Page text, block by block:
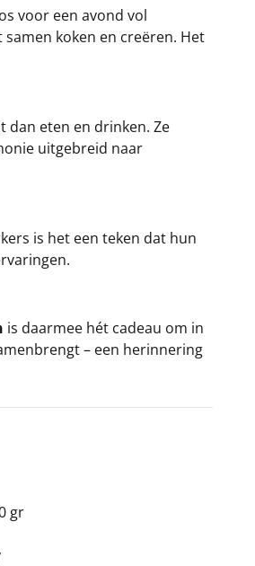
voor een avond vol
koken en creëren. Het
dan eten en drinken. Ze
uitgebreid naar
is het een teken dat hun
is daarmee hét cadeau om in
– een herinnering
gr